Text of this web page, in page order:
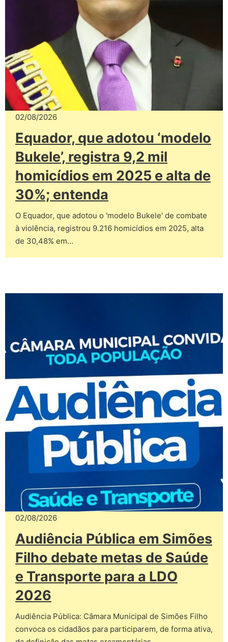
02/08/2026
Equador, que adotou ‘modelo
Bukele’, registra 9,2 mil
homicídios em 2025 e alta de
30%; entenda
O Equador, que adotou o 'modelo Bukele' de combate
à violência, registrou 9.216 homicídios em 2025, alta
de 30,48% em…
02/08/2026
Audiência Pública em Simões
Filho debate metas de Saúde
e Transporte para a LDO
2026
Audiência Pública: Câmara Municipal de Simões Filho
convoca os cidadãos para participarem, de forma ativa,